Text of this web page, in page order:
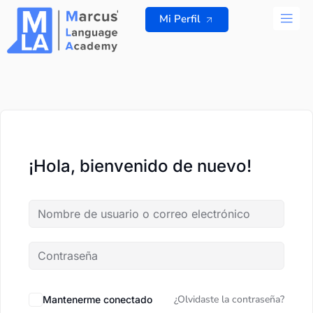
contenido
Mi Perfil
¡Hola, bienvenido de nuevo!
Mantenerme conectado ¿Olvidaste la contraseña?